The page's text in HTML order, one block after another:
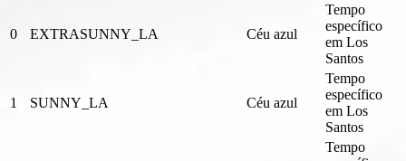
0 EXTRASUNNY_LA Céu azul
Tempo
específico
em Los
Santos
1 SUNNY_LA Céu azul
Tempo
específico
em Los
Santos
Tempo